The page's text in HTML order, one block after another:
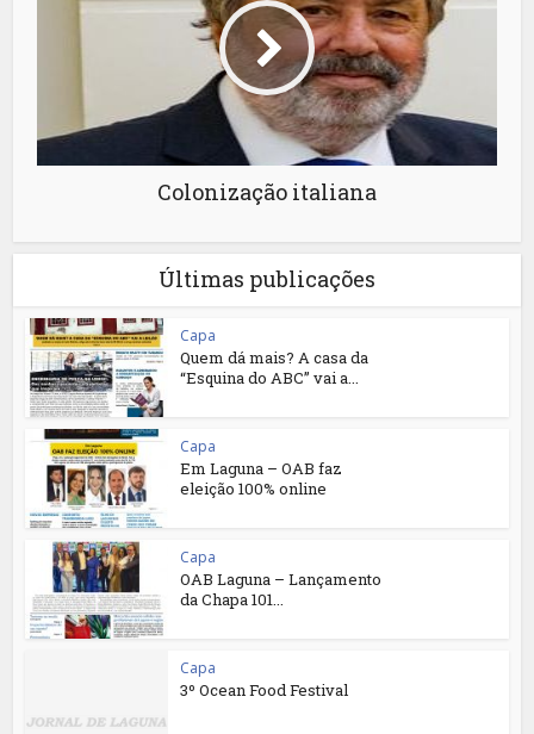
Colonização italiana
Últimas publicações
Capa
Quem dá mais? A casa da
“Esquina do ABC” vai a...
Capa
Em Laguna – OAB faz
eleição 100% online
Capa
OAB Laguna – Lançamento
da Chapa 101...
Capa
3º Ocean Food Festival